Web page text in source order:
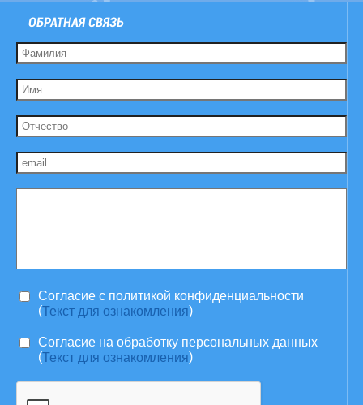
ОБРАТНАЯ СВЯЗЬ
Согласие c политикой конфиденциальности
(Текст для ознакомления)
Согласие на обработку персональных данных
(Текст для ознакомления)